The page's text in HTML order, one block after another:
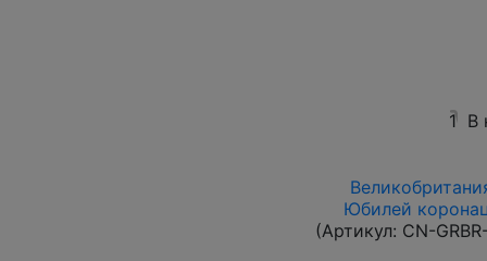
1 В
Юбилей
(Артикул: CN-